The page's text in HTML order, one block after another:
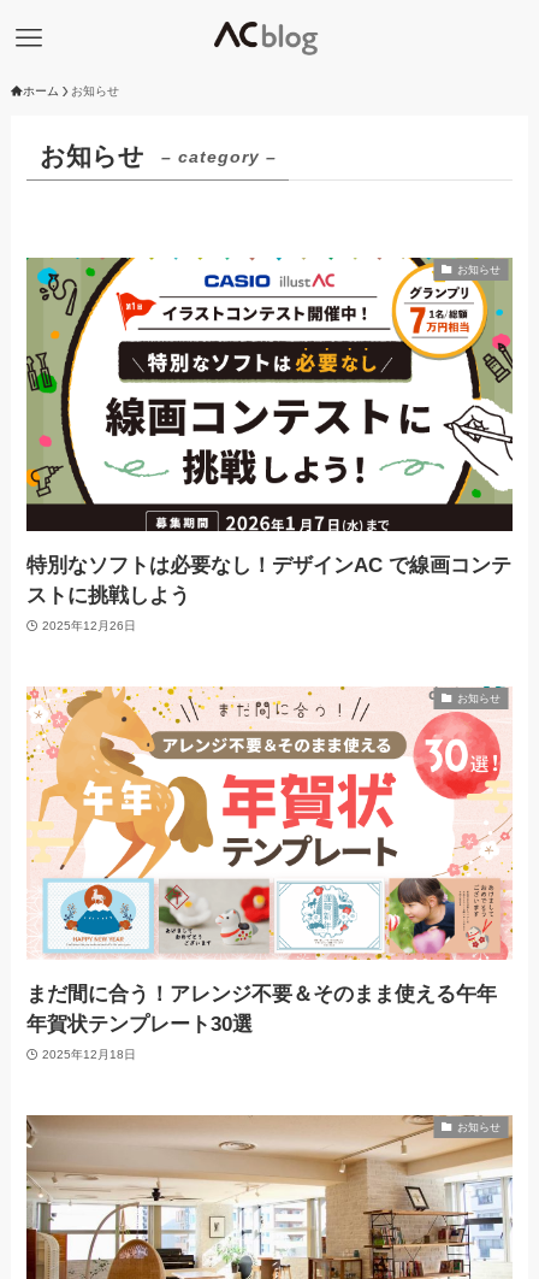
ホーム お知らせ
お知らせ – category –
お知らせ
特別なソフトは必要なし！デザインAC で線画コンテ
ストに挑戦しよう
2025年12月26日
お知らせ
まだ間に合う！アレンジ不要＆そのまま使える午年
年賀状テンプレート30選
2025年12月18日
お知らせ